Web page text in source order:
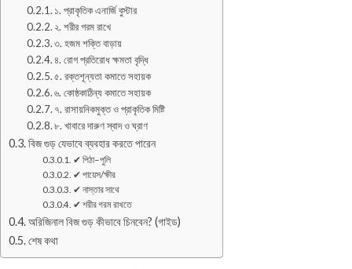
১. প্রাকৃতিক এনার্জি বুস্টার
২. শরীর গরম রাখে
৩. হজম শক্তি বাড়ায়
৪. রোগ প্রতিরোধ ক্ষমতা বৃদ্ধি
৫. রক্তশূন্যতা কমাতে সহায়ক
৬. কোষ্ঠকাঠিন্য কমাতে সহায়ক
৭. রাসায়নিকমুক্ত ও প্রাকৃতিক মিষ্টি
৮. খাবারে দারুণ স্বাদ ও ঘ্রাণ
বিজ গুড় যেভাবে ব্যবহার করতে পারেন
✔ পিঠা–পুলি
✔ পায়েস/ক্ষীর
✔ নাস্তার সাথে
✔ শরীর গরম রাখতে
অরিজিনাল বিজ গুড় কীভাবে চিনবেন? (গাইড)
শেষ কথা